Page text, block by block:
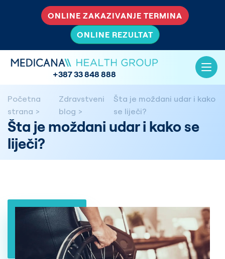
ONLINE ZAKAZIVANJE TERMINA
ONLINE REZULTAT
+387 33 848 888
Početna
strana
Zdravstveni
blog
Šta je moždani udar i kako
se liječi?
Šta je moždani udar i kako se
liječi?